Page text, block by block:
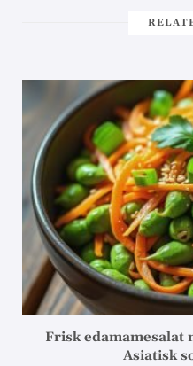
Frisk edamamesalat
Asiatisk